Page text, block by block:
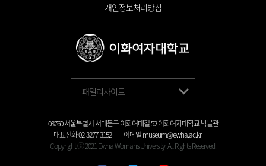
개인정보처리방침
패밀리사이트
03760 서울특별시 서대문구 이화여대길 52 이화여자대학교 박물관
대표전화02-3277-3152 이메일museum@ewha.ac.kr
Copyright ⓒ 2021 Ewha Womans University. All Rights Reserved.